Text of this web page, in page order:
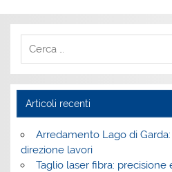
Articoli recenti
Arredamento Lago di
direzione lavori
Taglio laser fibra: